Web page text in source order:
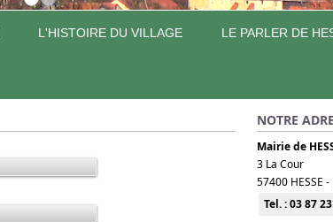
L'HISTOIRE DU VILLAGE LE PARLER DE
NOTRE
Mairie de
3 La Cour
57400 HESSE -
Tel. : 03 87